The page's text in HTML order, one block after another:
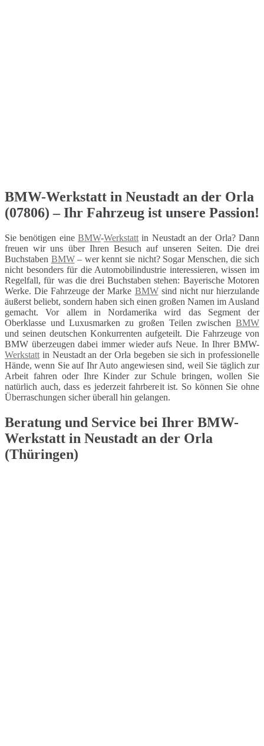
BMW-Werkstatt in Neustadt an der Orla
(07806) – Ihr Fahrzeug ist unsere Passion!
Sie benötigen eine BMW-Werkstatt in Neustadt an der Orla? Dann
freuen wir uns über Ihren Besuch auf unseren Seiten. Die drei
Buchstaben BMW– wer kennt sie nicht? Sogar Menschen, die sich
nicht besonders für die Automobilindustrie interessieren, wissen im
Regelfall, für was die drei Buchstaben stehen: Bayerische Motoren
Werke. Die Fahrzeuge der Marke BMWsind nicht nur hierzulande
äußerst beliebt, sondern haben sich einen großen Namen im Ausland
gemacht. Vor allem in Nordamerika wird das Segment der
Oberklasse und Luxusmarken zu großen Teilen zwischen BMW
und seinen deutschen Konkurrenten aufgeteilt. Die Fahrzeuge von
BMW überzeugen dabei immer wieder aufs Neue. In Ihrer BMW-
Werkstatt in Neustadt an der Orla begeben sie sich in professionelle
Hände, wenn Sie auf Ihr Auto angewiesen sind, weil Sie täglich zur
Arbeit fahren oder Ihre Kinder zur Schule bringen, wollen Sie
natürlich auch, dass es jederzeit fahrbereit ist. So können Sie ohne
Überraschungen sicher überall hin gelangen.
Beratung und Service bei Ihrer BMW-
Werkstatt in Neustadt an der Orla
(Thüringen)